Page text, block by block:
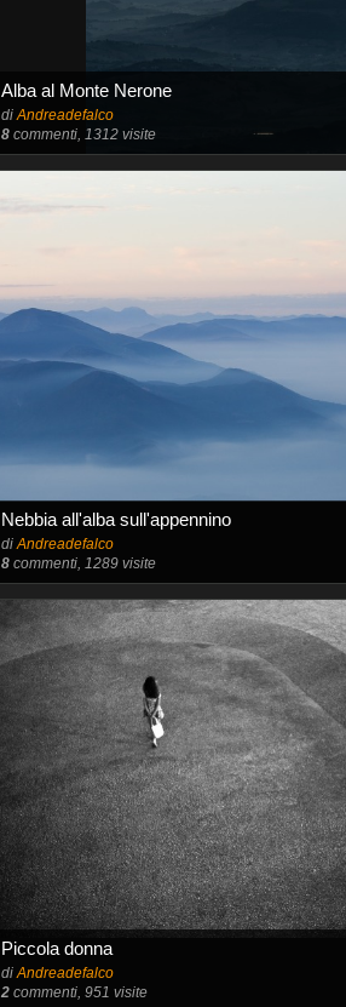
Alba al Monte Nerone
diAndreadefalco
8commenti, 1312 visite
Nebbia all'alba sull'appennino
diAndreadefalco
8commenti, 1289 visite
Piccola donna
diAndreadefalco
2commenti, 951 visite